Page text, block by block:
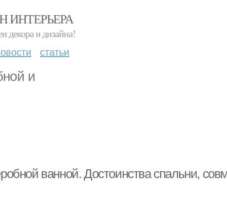
ИНТЕРЬЕРА
декора и дизайна!
статьи
и
ванной. Достоинства спальни,